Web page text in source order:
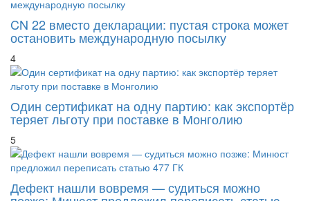
CN 22 вместо декларации: пустая строка может
остановить международную посылку
4
Один сертификат на одну партию: как экспортёр
теряет льготу при поставке в Монголию
5